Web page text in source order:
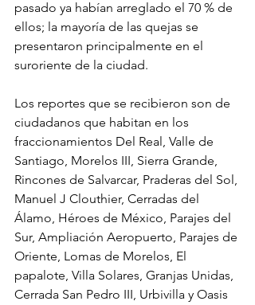
pasado ya habían arreglado el 70 % de
ellos; la mayoría de las quejas se
presentaron principalmente en el
suroriente de la ciudad.
Los reportes que se recibieron son de
ciudadanos que habitan en los
fraccionamientos Del Real, Valle de
Santiago, Morelos III, Sierra Grande,
Rincones de Salvarcar, Praderas del Sol,
Manuel J Clouthier, Cerradas del
Álamo, Héroes de México, Parajes del
Sur, Ampliación Aeropuerto, Parajes de
Oriente, Lomas de Morelos, El
papalote, Villa Solares, Granjas Unidas,
Cerrada San Pedro III, Urbivilla y Oasis